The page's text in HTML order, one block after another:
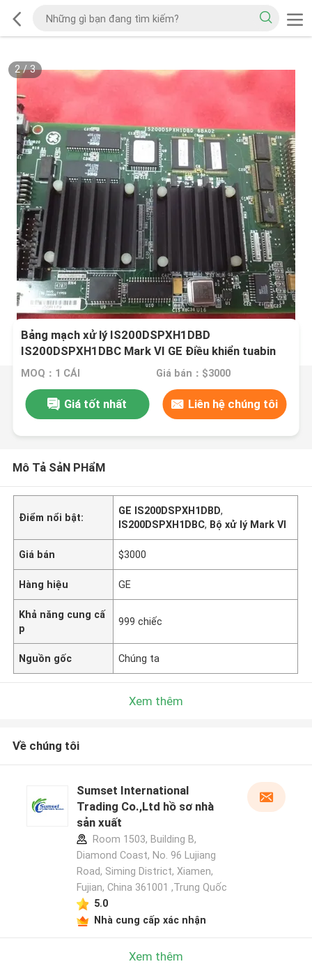
2/3
Bảng mạch xử lý IS200DSPXH1DBD
IS200DSPXH1DBC Mark VI GE Điều khiển tuabin
MOQ：1 CÁI Giá bán：$3000
Giá tốt nhất Liên hệ chúng tôi
Mô Tả SảN PHẩM
Điểm nổi bật:
GE IS200DSPXH1DBD,
IS200DSPXH1DBC, Bộ xử lý Mark VI
Giá bán $3000
Hàng hiệu GE
Khả năng cung cấ
p
999 chiếc
Nguồn gốc Chúng ta
Xem thêm
Về chúng tôi
Sumset International
Trading Co.,Ltd hồ sơ nhà
sản xuất
Room 1503, Building B,
Diamond Coast, No. 96 Lujiang
Road, Siming District, Xiamen,
Fujian, China 361001 ,Trung Quốc
5.0
Nhà cung cấp xác nhận
Xem thêm